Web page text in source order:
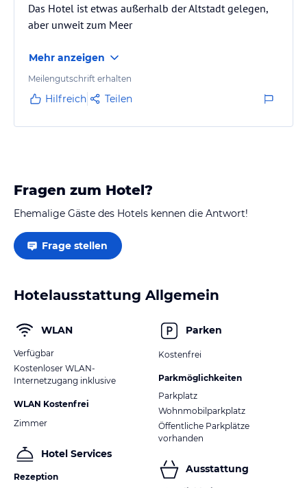
Das Hotel ist etwas außerhalb der Altstadt gelegen,
aber unweit zum Meer
Mehr anzeigen
Meilengutschrift erhalten
Hilfreich Teilen
Fragen zum Hotel?
Ehemalige Gäste des Hotels kennen die Antwort!
Frage stellen
Hotelausstattung Allgemein
WLAN
Verfügbar
Kostenloser WLAN-
Internetzugang inklusive
WLAN Kostenfrei
Zimmer
Hotel Services
Rezeption
Parken
Kostenfrei
Parkmöglichkeiten
Parkplatz
Wohnmobilparkplatz
Öffentliche Parkplätze
vorhanden
Ausstattung